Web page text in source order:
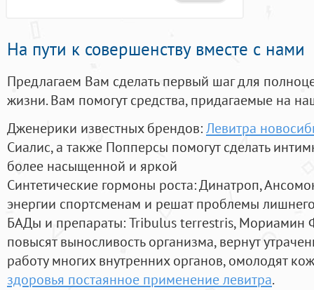
На пути к совершенству вместе с нами
Предлагаем Вам сделать первый шаг для
жизни. Вам помогут средства, придагаемые на
Дженерики известных брендов:Левитра
Сиалис, а также Попперсы помогут сделать
более насыщенной и яркой
Синтетические гормоны роста: Динатроп,
энергии спортсменам и решат проблемы
БАДы и препараты:Tribulus terrestris, Мориамин
повысят выносливость организма, вернут
работу многих внутренних органов, омолодят
здоровья постаянное применение левитра.